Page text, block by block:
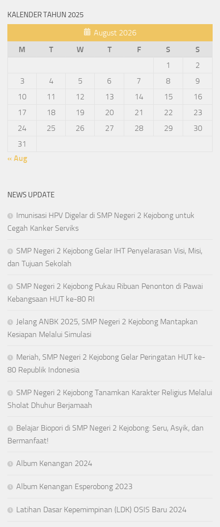
KALENDER TAHUN 2025
August 2026
M
T W T F S
S
1
2
3
4 5 6 7 8
9
10
11 12 13 14 15
16
17
18 19 20 21 22
23
24
25 26 27 28 29
30
31
« Aug
NEWS UPDATE
Imunisasi HPV Digelar di SMP Negeri 2 Kejobong untuk
Cegah Kanker Serviks
SMP Negeri 2 Kejobong Gelar IHT Penyelarasan Visi, Misi,
dan Tujuan Sekolah
SMP Negeri 2 Kejobong Pukau Ribuan Penonton di Pawai
Kebangsaan HUT ke-80 RI
Jelang ANBK 2025, SMP Negeri 2 Kejobong Mantapkan
Kesiapan Melalui Simulasi
Meriah, SMP Negeri 2 Kejobong Gelar Peringatan HUT ke-
80 Republik Indonesia
SMP Negeri 2 Kejobong Tanamkan Karakter Religius Melalui
Sholat Dhuhur Berjamaah
Belajar Biopori di SMP Negeri 2 Kejobong: Seru, Asyik, dan
Bermanfaat!
Album Kenangan 2024
Album Kenangan Esperobong 2023
Latihan Dasar Kepemimpinan (LDK) OSIS Baru 2024